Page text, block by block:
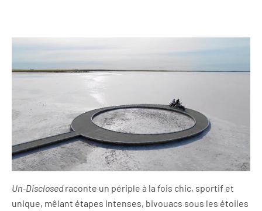
Un-Disclosedraconte un périple à la fois chic, sportif et
unique, mêlant étapes intenses, bivouacs sous les étoiles